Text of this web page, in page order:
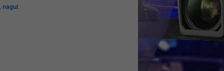
nagui.